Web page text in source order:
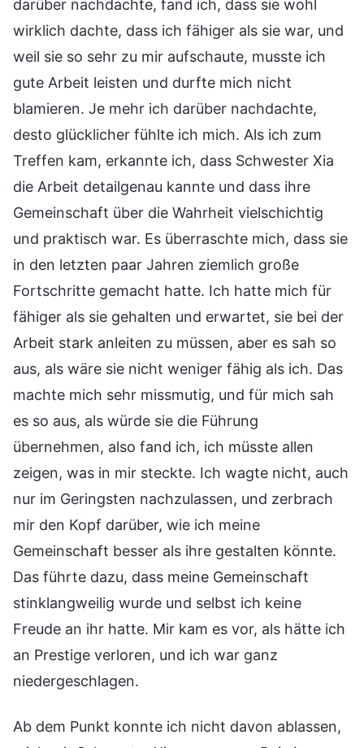
darüber nachdachte, fand ich, dass sie wohl
wirklich dachte, dass ich fähiger als sie war, und
weil sie so sehr zu mir aufschaute, musste ich
gute Arbeit leisten und durfte mich nicht
blamieren. Je mehr ich darüber nachdachte,
desto glücklicher fühlte ich mich. Als ich zum
Treffen kam, erkannte ich, dass Schwester Xia
die Arbeit detailgenau kannte und dass ihre
Gemeinschaft über die Wahrheit vielschichtig
und praktisch war. Es überraschte mich, dass sie
in den letzten paar Jahren ziemlich große
Fortschritte gemacht hatte. Ich hatte mich für
fähiger als sie gehalten und erwartet, sie bei der
Arbeit stark anleiten zu müssen, aber es sah so
aus, als wäre sie nicht weniger fähig als ich. Das
machte mich sehr missmutig, und für mich sah
es so aus, als würde sie die Führung
übernehmen, also fand ich, ich müsste allen
zeigen, was in mir steckte. Ich wagte nicht, auch
nur im Geringsten nachzulassen, und zerbrach
mir den Kopf darüber, wie ich meine
Gemeinschaft besser als ihre gestalten könnte.
Das führte dazu, dass meine Gemeinschaft
stinklangweilig wurde und selbst ich keine
Freude an ihr hatte. Mir kam es vor, als hätte ich
an Prestige verloren, und ich war ganz
niedergeschlagen.
Ab dem Punkt konnte ich nicht davon ablassen,